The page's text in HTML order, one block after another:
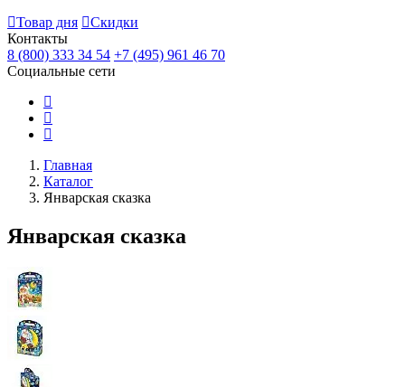
Товар дня
Скидки
Контакты
8 (800) 333 34 54 +7 (495) 961 46 70
Социальные сети
Главная
Каталог
Январская сказка
Январская сказка